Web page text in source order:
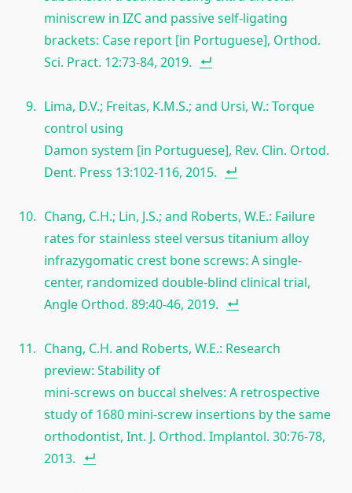
miniscrew in IZC and passive self-ligating
brackets: Case report [in Portuguese], Orthod.
Sci. Pract. 12:73-84, 2019.
Lima, D.V.; Freitas, K.M.S.; and Ursi, W.: Torque
control using
Damon system [in Portuguese], Rev. Clin. Ortod.
Dent. Press 13:102-116, 2015.
Chang, C.H.; Lin, J.S.; and Roberts, W.E.: Failure
rates for stainless steel versus titanium alloy
infrazygomatic crest bone screws: A single-
center, randomized double-blind clinical trial,
Angle Orthod. 89:40-46, 2019.
Chang, C.H. and Roberts, W.E.: Research
preview: Stability of
mini-screws on buccal shelves: A retrospective
study of 1680 mini-screw insertions by the same
orthodontist, Int. J. Orthod. Implantol. 30:76-78,
2013.